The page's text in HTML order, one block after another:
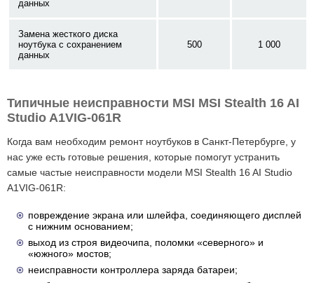
данных
Замена жесткого диска
ноутбука с сохранением
данных
500 1 000
Типичные неисправности MSI MSI Stealth 16 AI
Studio A1VIG-061R
Когда вам необходим ремонт ноутбуков в Санкт-Петербурге, у
нас уже есть готовые решения, которые помогут устранить
самые частые неисправности модели MSI Stealth 16 AI Studio
A1VIG-061R:
повреждение экрана или шлейфа, соединяющего дисплей
с нижним основанием;
выход из строя видеочипа, поломки «северного» и
«южного» мостов;
неисправности контроллера заряда батареи;